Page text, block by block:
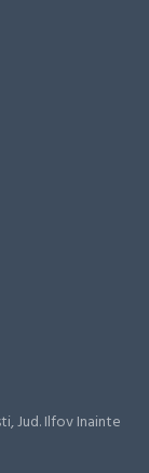
Jud. Ilfov Inainte